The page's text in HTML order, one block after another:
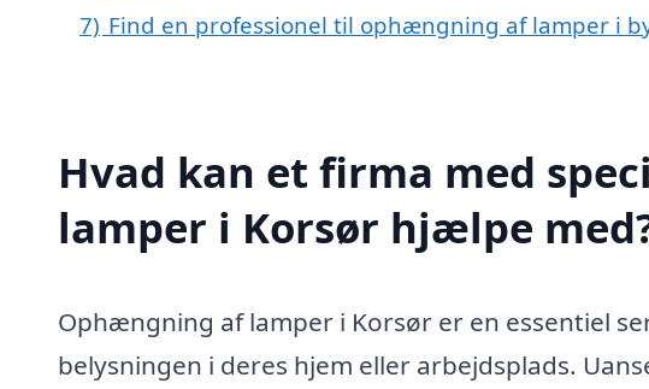
7) Find en professionel til ophængning af lamper i
Hvad kan et firma med
lamper i Korsør hjælpe
Ophængning af lamper i Korsør er en essentiel
belysningen i deres hjem eller arbejdsplads.